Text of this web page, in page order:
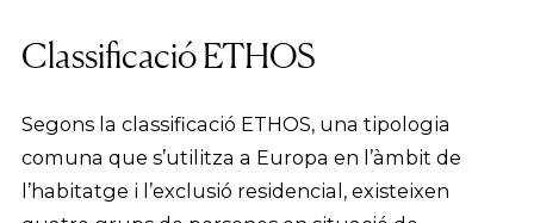
Classificació ETHOS
Segons la classificació ETHOS, una tipologia
comuna que s’utilitza a Europa en l’àmbit de
l’habitatge i l’exclusió residencial, existeixen